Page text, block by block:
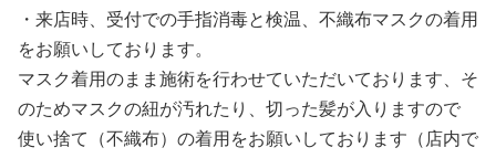
・来店時、受付での手指消毒と検温、不織布マスクの着用
をお願いしております。
マスク着用のまま施術を行わせていただいております、そ
のためマスクの紐が汚れたり、切った髪が入りますので
使い捨て（不織布）の着用をお願いしております（店内で